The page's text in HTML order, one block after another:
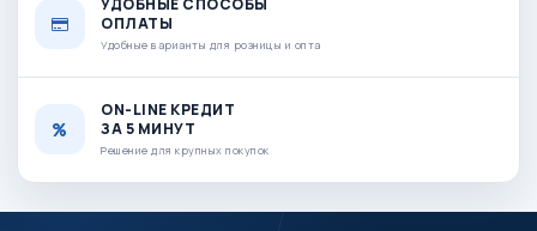
УДОБНЫЕ СПОСОБЫ
ОПЛАТЫ
Удобные варианты для розницы и опта
ON-LINE КРЕДИТ
ЗА 5 МИНУТ
Решение для крупных покупок